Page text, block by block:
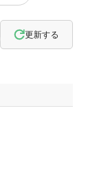
更新する